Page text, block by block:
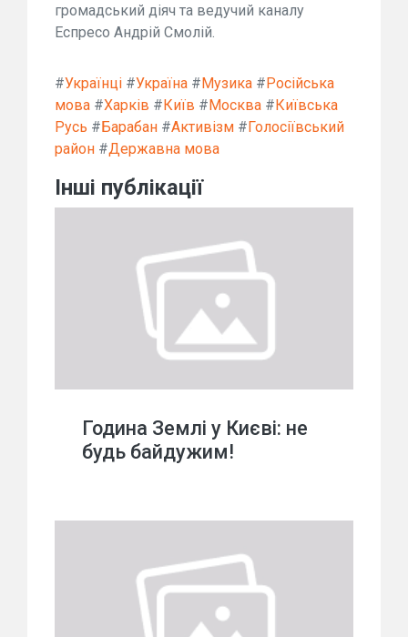
громадський діяч та ведучий каналу
Еспресо Андрій Смолій.
#Українці #Україна #Музика #Російська
мова #Харків #Київ #Москва #Київська
Русь #Барабан #Активізм #Голосіївський
район #Державна мова
Інші публікації
Година Землі у Києві: не
будь байдужим!